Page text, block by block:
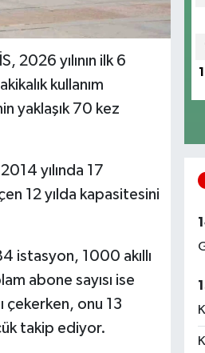
2026 yılının ilk 6
kullanım
yaklaşık 70 kez
yılında 17
12 yılda kapasitesini
istasyon, 1000 akıllı
abone sayısı ise
çekerken, onu 13
takip ediyor.